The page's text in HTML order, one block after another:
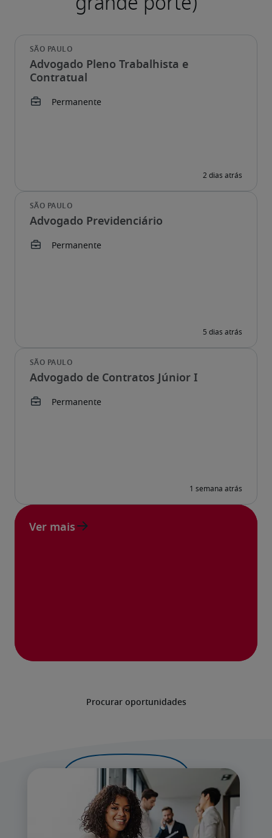
Procurar oportunidades
Advogado Pleno Trabalhista e
Contratual
Advogado Previdenciário
Advogado de Contratos Júnior I
Ver mais